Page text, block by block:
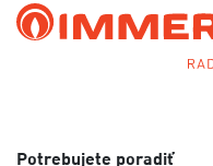
Potrebujete poradiť